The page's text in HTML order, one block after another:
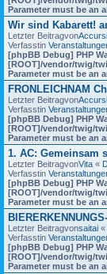
Parameter must be an
Wir sind Kabarett!
Letzter Beitragvon
Verfasstin
[phpBB Debug] PHP
[ROOT]/vendor/twig/
Parameter must be an
FRONLEICHNAM
Letzter Beitragvon
Verfasstin
[phpBB Debug] PHP
[ROOT]/vendor/twig/
Parameter must be an
1. AC: Gemeinsam
Letzter BeitragvonVita «
Verfasstin
[phpBB Debug] PHP
[ROOT]/vendor/twig/
Parameter must be an
Letzter Beitragvonsaitai «
Verfasstin
[phpBB Debug] PHP
[ROOT]/vendor/twig/
Parameter must be an